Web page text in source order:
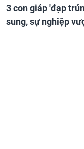
3 con giáp 'đạp
sung, sự nghiệp